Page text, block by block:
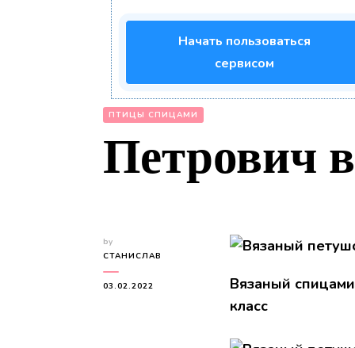
Начать пользоваться
сервисом
ПТИЦЫ СПИЦАМИ
Петрович
by
СТАНИСЛАВ
03.02.2022
Вязаный
класс